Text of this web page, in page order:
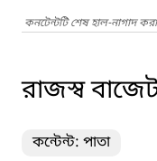
কনটেন্টটি শেষ হাল-নাগাদ
রাজস্ব
কন্টেন্ট: পাতা